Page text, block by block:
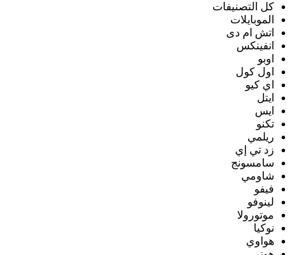
كل التصنيفات
الموبايلات
اتش ام دى
انفينكس
اوبو
اول كول
اي كيو
ايتل
ايس
تكنو
ريلمي
زد تي إي
سامسونج
شاومي
فيفو
لينوفو
موتورولا
نوكيا
هواوي